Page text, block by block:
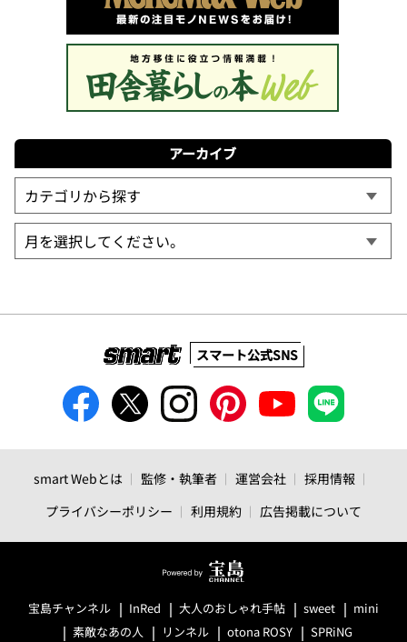
アーカイブ
スマート公式SNS
smart Webとは 監修・執筆者 運営会社
採用情報
プライバシーポリシー
利用規約 広告掲載について
宝島チャンネル InRed 大人のおしゃれ手帖 sweet
mini
素敵なあの人
リンネル otona ROSY SPRiNG